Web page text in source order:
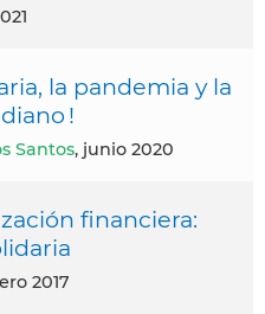
la pandemia y la
!
Santos, junio 2020
financiera:
2017